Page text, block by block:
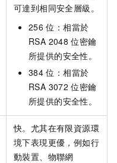
可達到相同安全層級。
256 位：相當於
RSA 2048 位密鑰
所提供的安全性。
384 位：相當於
RSA 3072 位密鑰
所提供的安全性。
快。尤其在有限資源環
境下表現更優，例如行
動裝置、物聯網